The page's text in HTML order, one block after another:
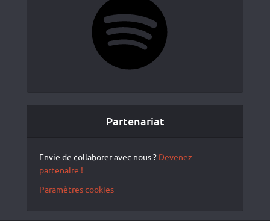
Partenariat
Envie de collaborer avec nous ? Devenez
partenaire !
Paramètres cookies